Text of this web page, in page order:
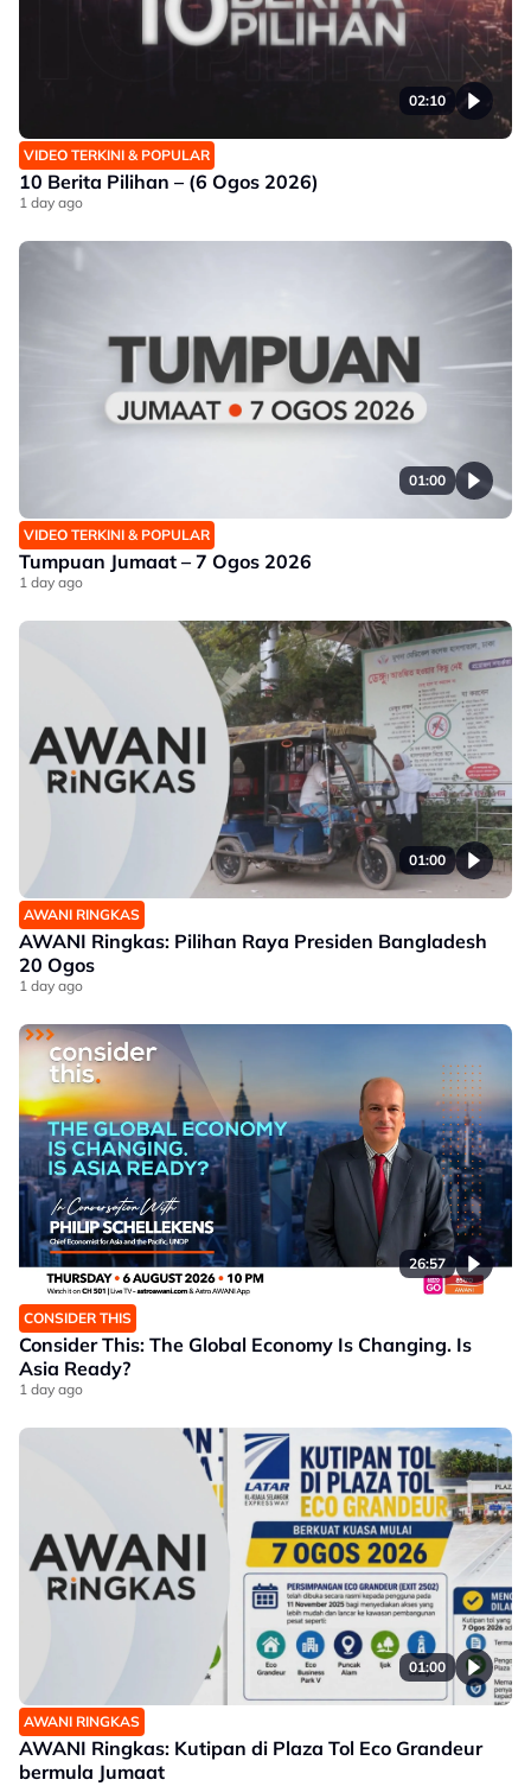
02:10
VIDEO TERKINI & POPULAR
10 Berita Pilihan – (6 Ogos 2026)
1 day ago
01:00
VIDEO TERKINI & POPULAR
Tumpuan Jumaat – 7 Ogos 2026
1 day ago
01:00
AWANI RINGKAS
AWANI Ringkas: Pilihan Raya Presiden Bangladesh
20 Ogos
1 day ago
26:57
CONSIDER THIS
Consider This: The Global Economy Is Changing. Is
Asia Ready?
1 day ago
01:00
AWANI RINGKAS
AWANI Ringkas: Kutipan di Plaza Tol Eco Grandeur
bermula Jumaat